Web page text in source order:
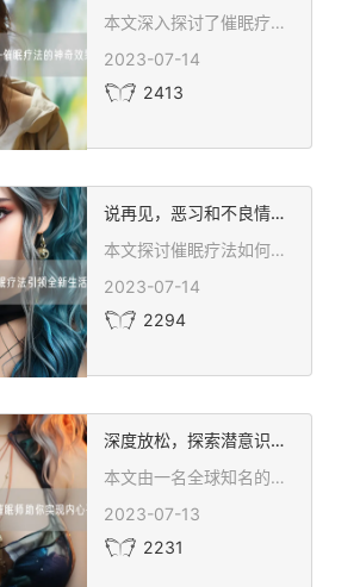
本文深入探讨了催眠疗法在增强自信心和提升学习能力方面的神奇效果。通过深度放松状态下与潜意识的沟通，催眠疗法帮助解决自信心问题和改善学习态度，提供肯定鼓励的建议，以及调整学习方法，从而克服困难和提高学习效率。文章强调催眠疗法需要持续练习和跟进，以及根据个人情况提供的个性化疗程，指出催眠疗法是个体努力和积极性的辅助工具，旨在帮助人们更好地面对学习挑战和生活挑战。
2023-07-14
2413
说再见，恶习和不良情绪！催眠疗法引领全新生活！
本文探讨催眠疗法如何帮助人们摆脱恶习和不良情绪，引领全新生活方式。通过深入潜意识，催眠疗法改变思维模式和行为选择，解决根源问题，助力战胜恶习，处理不良情绪，提升内在力量和自我意识。文章强调专业催眠师在治疗中的关键作用及催眠疗法在个体和团体层面的应用，鼓励通过催眠疗法开启新人生旅程，重塑思维模式，迎接挑战。
2023-07-14
2294
深度放松，探索潜意识之旅——催眠师助你实现内心平衡
本文由一名全球知名的资深催眠师撰写，旨在向读者介绍如何通过催眠技术实现深度放松和探索潜意识的旅程。文章深入探讨了深度放松的概念、催眠师如何帮助人们达到深度放松状态、以及在这个过程中可能遇到的有趣和令人惊叹的事物。通过催眠，个体可以实现内心平衡、心灵愈合，并激发潜能，塑造积极的人生态度。文章强调了催眠治疗的重要性和益处，同时提醒读者催眠不适用于所有人，建议在专业指导下进行。这篇文章为那些寻求心灵成长和内在平衡的人提供了宝贵的指导和启示。
2023-07-13
2231